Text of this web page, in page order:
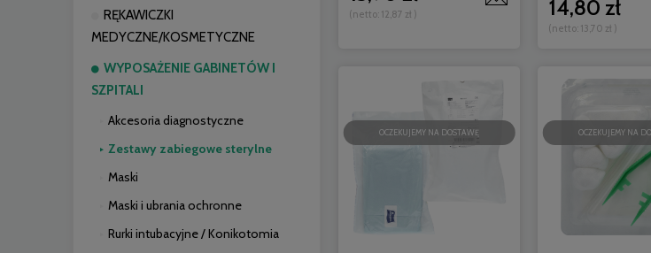
RĘKAWICZKI
MEDYCZNE/KOSMETYCZNE
WYPOSAŻENIE GABINETÓW I
SZPITALI
Akcesoria diagnostyczne
Zestawy zabiegowe sterylne
Maski
Maski i ubrania ochronne
Rurki intubacyjne / Konikotomia
(netto: 12,87 zł ) 14,80 zł
(netto: 13,70 zł )
OCZEKUJEMY NA DOSTAWĘ OCZEKUJEMY NA